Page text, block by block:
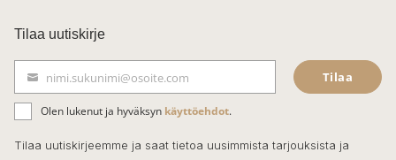
c
e
b
o
o
Tilaa uutiskirje
ä
h
k
nimi.sukunimi@osoite.com Tilaa
Olen lukenut ja hyväksyn käyttöehdot.
Tilaa uutiskirjeemme ja saat tietoa uusimmista tarjouksista ja